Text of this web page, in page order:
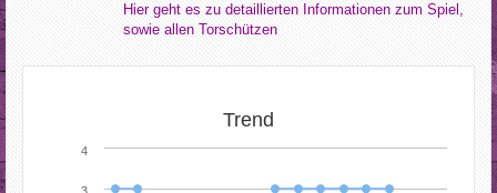
Hier geht es zu detaillierten Informationen zum Spiel,
sowie allen Torschützen
Trend
4